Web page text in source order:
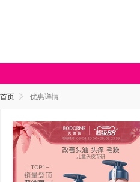
首页 优惠详情